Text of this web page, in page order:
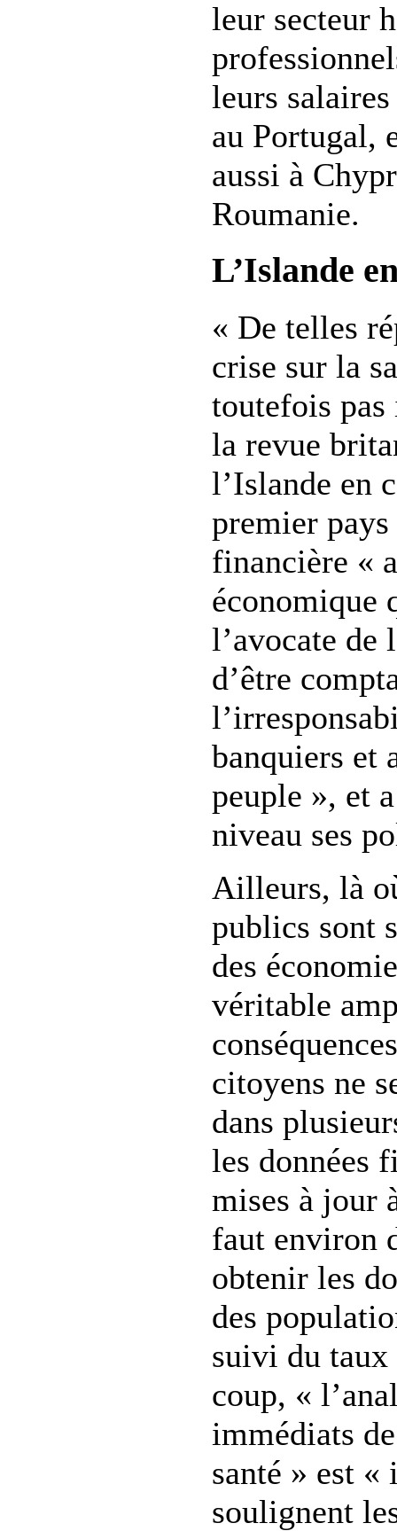
leur secteur
leurs
au Portugal,
aussi à
Roumanie.
L’Islande
« De telles
crise sur la
toutefois
la revue
l’Islande en
premier
financière «
économique
l’avocate de
d’être
banquiers et
peuple », et
niveau ses
Ailleurs, là
publics sont
des
véritable
citoyens ne
dans
les données
mises à jour
faut environ
obtenir les
des
suivi du
coup, «
immédiats
santé » est
soulignent